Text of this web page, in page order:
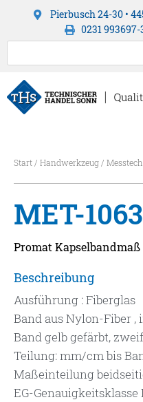
Pierbusch 24-30 •
0231 993697-
Start/ Handwerkzeug/
MET-1063
Promat Kapselbandmaß
Beschreibung
Ausführung : Fiberglas
Band aus Nylon-Fiber ,
Band gelb gefärbt,
Teilung: mm/cm bis
Maßeinteilung
EG-Genauigkeitsklasse